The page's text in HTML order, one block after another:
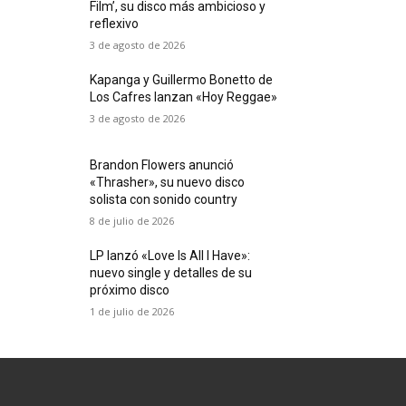
Film’, su disco más ambicioso y
reflexivo
3 de agosto de 2026
Kapanga y Guillermo Bonetto de
Los Cafres lanzan «Hoy Reggae»
3 de agosto de 2026
Brandon Flowers anunció
«Thrasher», su nuevo disco
solista con sonido country
8 de julio de 2026
LP lanzó «Love Is All I Have»:
nuevo single y detalles de su
próximo disco
1 de julio de 2026